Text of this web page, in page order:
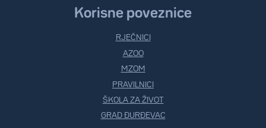
Korisne poveznice
RJEČNICI
AZOO
MZOM
PRAVILNICI
ŠKOLA ZA ŽIVOT
GRAD ĐURĐEVAC